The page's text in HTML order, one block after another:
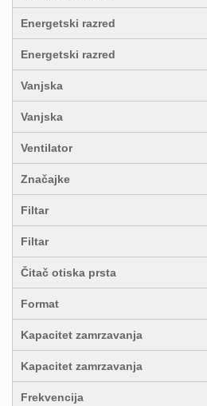
Energetski razred
Energetski razred
Vanjska
Vanjska
Ventilator
Značajke
Filtar
Filtar
Čitač otiska prsta
Format
Kapacitet zamrzavanja
Kapacitet zamrzavanja
Frekvencija